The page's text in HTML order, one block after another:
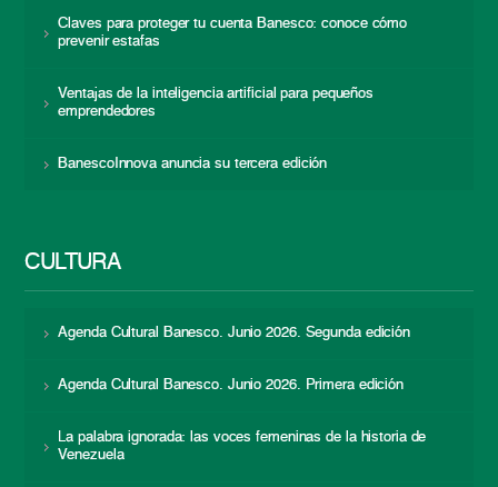
Claves para proteger tu cuenta Banesco: conoce cómo
prevenir estafas
Ventajas de la inteligencia artificial para pequeños
emprendedores
BanescoInnova anuncia su tercera edición
CULTURA
Agenda Cultural Banesco. Junio 2026. Segunda edición
Agenda Cultural Banesco. Junio 2026. Primera edición
La palabra ignorada: las voces femeninas de la historia de
Venezuela